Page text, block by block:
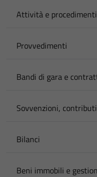
Attività e procedimenti
Provvedimenti
Bandi di gara e
Sovvenzioni,
Bilanci
Beni immobili e